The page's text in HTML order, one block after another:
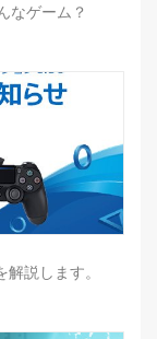
なゲーム？
説します。